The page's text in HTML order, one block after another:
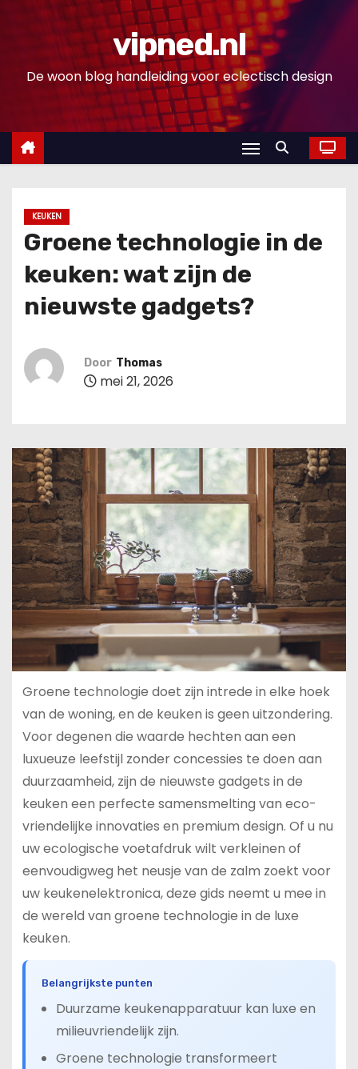
n
vipned.nl
De woon blog handleiding voor eclectisch design
KEUKEN
Groene technologie in de
keuken: wat zijn de
nieuwste gadgets?
Door Thomas
mei 21, 2026
Groene technologie doet zijn intrede in elke hoek
van de woning, en de keuken is geen uitzondering.
Voor degenen die waarde hechten aan een
luxueuze leefstijl zonder concessies te doen aan
duurzaamheid, zijn de nieuwste gadgets in de
keuken een perfecte samensmelting van eco-
vriendelijke innovaties en premium design. Of u nu
uw ecologische voetafdruk wilt verkleinen of
eenvoudigweg het neusje van de zalm zoekt voor
uw keukenelektronica, deze gids neemt u mee in
de wereld van groene technologie in de luxe
keuken.
Belangrijkste punten
Duurzame keukenapparatuur kan luxe en
milieuvriendelijk zijn.
Groene technologie transformeert